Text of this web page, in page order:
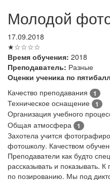
Молодой
17.09.2018
★☆☆☆☆
Время обучения: 2018
Преподаватель: Разные
Оценки ученика по
Качество преподавания
1
Техническое оснащение 1
Организация учебного
Общая атмосфера 1
Захотела учится
фотошколу. Качеством
Преподаватели как будто
рассказывать и показывать.
по позированию. Мы под